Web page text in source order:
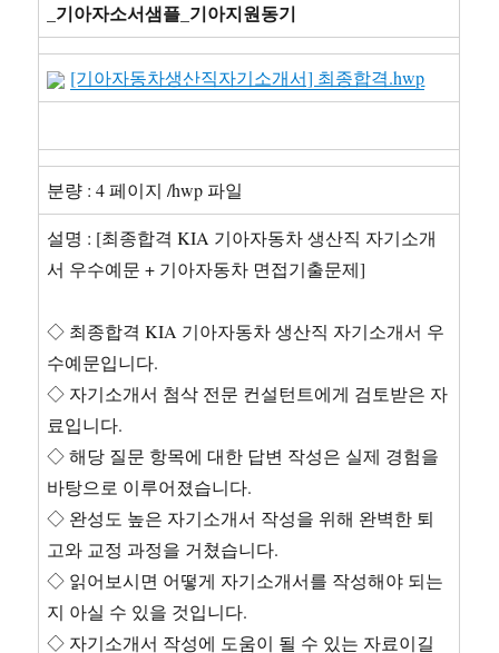
_기아자소서샘플_기아지원동기
[기아자동차생산직자기소개서] 최종합격.hwp
분량 : 4 페이지 /hwp 파일
설명 : [최종합격 KIA 기아자동차 생산직 자기소개
서 우수예문 + 기아자동차 면접기출문제]
◇ 최종합격 KIA 기아자동차 생산직 자기소개서 우
수예문입니다.
◇ 자기소개서 첨삭 전문 컨설턴트에게 검토받은 자
료입니다.
◇ 해당 질문 항목에 대한 답변 작성은 실제 경험을
바탕으로 이루어졌습니다.
◇ 완성도 높은 자기소개서 작성을 위해 완벽한 퇴
고와 교정 과정을 거쳤습니다.
◇ 읽어보시면 어떻게 자기소개서를 작성해야 되는
지 아실 수 있을 것입니다.
◇ 자기소개서 작성에 도움이 될 수 있는 자료이길